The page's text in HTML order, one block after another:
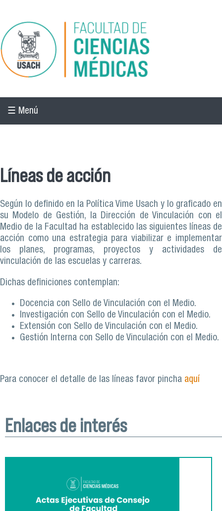
Pasar al contenido principal
☰ Menú
Líneas de acción
Según lo definido en la Política Vime Usach y lo graficado en
su Modelo de Gestión, la Dirección de Vinculación con el
Medio de la Facultad ha establecido las siguientes líneas de
acción como una estrategia para viabilizar e implementar
los planes, programas, proyectos y actividades de
vinculación de las escuelas y carreras.
Dichas definiciones contemplan:
Docencia con Sello de Vinculación con el Medio.
Investigación con Sello de Vinculación con el Medio.
Extensión con Sello de Vinculación con el Medio.
Gestión Interna con Sello de Vinculación con el Medio.
Para conocer el detalle de las líneas favor pincha aquí
Enlaces de interés